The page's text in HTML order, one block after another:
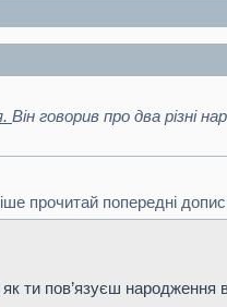
Він говорив про два різні
прочитай попередні
як ти пов’язуєш народження